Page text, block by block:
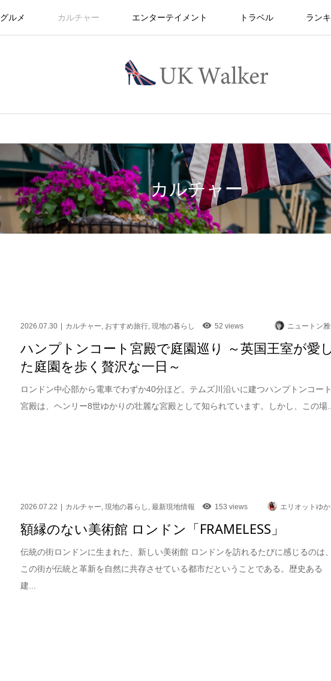
グルメ カルチャー エンターテイメント トラベル ラン
カルチャー
2026.07.30 カルチャー, おすすめ旅行,現地の暮らし 52 views ニュートン
ハンプトンコート宮殿で庭園巡り ～英国王室が愛し
た庭園を歩く贅沢な一日～
ロンドン中心部から電車でわずか40分ほど。テムズ川沿いに建つハンプトンコート
宮殿は、ヘンリー8世ゆかりの壮麗な宮殿として知られています。しかし、この場...
2026.07.22 カルチャー ,現地の暮らし ,最新現地情報 153 views エリオットゆか
額縁のない美術館 ロンドン「FRAMELESS」
伝統の街ロンドンに生まれた、新しい美術館 ロンドンを訪れるたびに感じるのは、
この街が伝統と革新を自然に共存させている都市だということである。歴史ある
建...